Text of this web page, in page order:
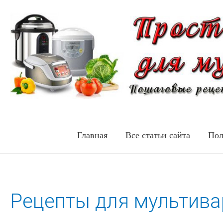
Главная Все статьи сайта
Рецепты для